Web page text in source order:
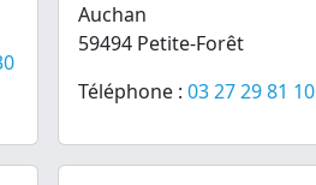
Auchan
59494 Petite-Forêt
Téléphone :03 27 29 81 10